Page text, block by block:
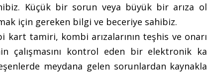
Küçük bir sorun veya büyük bir arıza
için gereken bilgi ve beceriye sahibiz.
kart tamiri, kombi arızalarının teşhis ve
çalışmasını kontrol eden bir elektronik
meydana gelen sorunlardan